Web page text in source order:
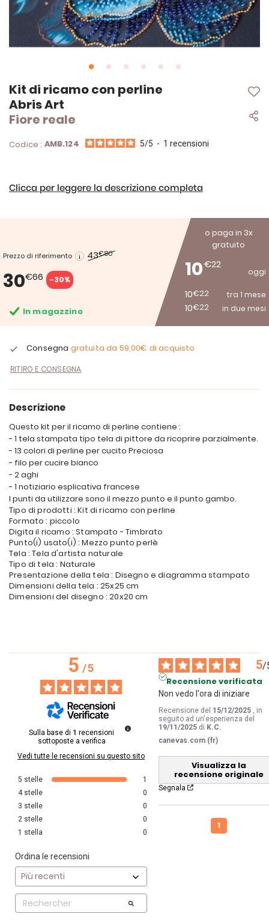
Kit di ricamo con perline
Abris Art
Fiore reale
Codice : AMB.124 5/5 - 1 recensioni
Clicca per leggere la descrizione completa
Prezzo di riferimento 43€80
30€66 -30%
o paga in 3x
gratuito
10€22
oggi
10€22 tra 1 mese
10€22 in due mesi
In magazzino
Consegna gratuita da 59,00€ di acquisto
RITIRO E CONSEGNA
Vai
all'inizio
della
galleria
immagini
Descrizione
Questo kit per il ricamo di perline contiene :
- 1 tela stampata tipo tela di pittore da ricoprire parzialmente.
- 13 colori di perline per cucito Preciosa
- filo per cucire bianco
- 2 aghi
- 1 notiziario esplicativa francese
I punti da utilizzare sono il mezzo punto e il punto gambo.
Tipo di prodotti : Kit di ricamo con perline
Formato : piccolo
Digita il ricamo : Stampato - Timbrato
Punto(i) usato(i) : Mezzo punto perlè
Tela : Tela d'artista naturale
Tipo di tela : Naturale
Presentazione della tela : Disegno e diagramma stampato
Dimensioni della tela : 25x25 cm
Dimensioni del disegno : 20x20 cm
5/5
Sulla base di 1 recensioni
sottoposte a verifica
Vedi tutte le recensioni su questo sito
5 stelle
1
4 stelle
0
3 stelle
0
2 stelle
0
1 stella 0
Ordina le recensioni
5/
Recensione verificata
Non vedo l'ora di iniziare
Recensione del 15/12/2025
, in
seguito ad un'esperienza del
19/11/2025 di K.C.
canevas.com (fr)
Visualizza la
recensione originale
Segnala
1